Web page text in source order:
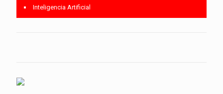
Inteligencia Artificial